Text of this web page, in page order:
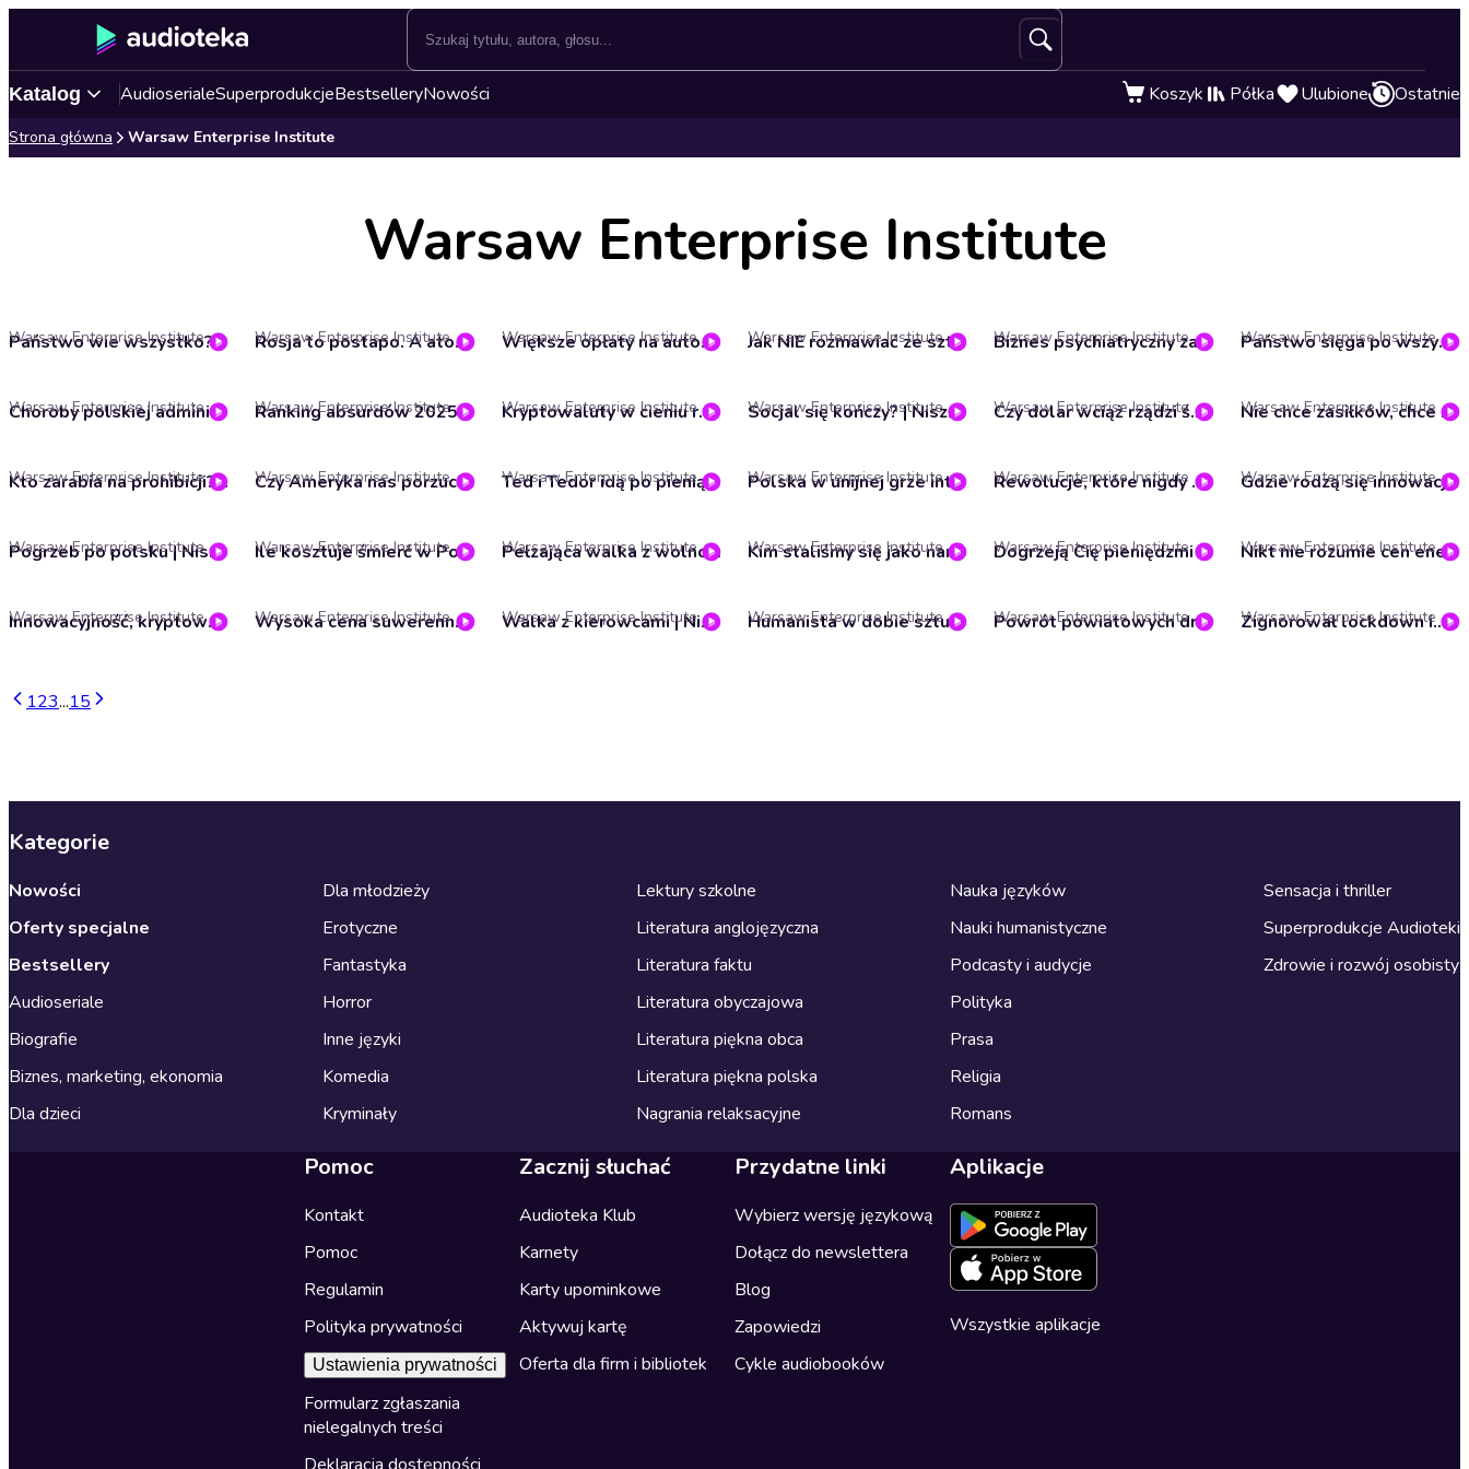
Katalog AudioserialeSuperprodukcjeBestselleryNowości Koszyk Półka Ulubione Ostatnie
Strona główna Warsaw Enterprise Institute
Warsaw Enterprise Institute
Państwo wie wszystko? KSeF, STIR i wojna jako „stan naturalny” świata | Głos Wolny
Warsaw Enterprise Institute Rosja to postapo. A atomówka? To zardzewiały pistolet – Michał Gołkowski
Warsaw Enterprise Institute Większe opłaty na autostradach | Niszczarka podatków #46
Warsaw Enterprise Institute Jak NIE rozmawiać ze sztuczną inteligencją? – Izabela Lipińska
Warsaw Enterprise Institute Biznes psychiatryczny za 8 miliardów? | Niszczarka podatków #45
Warsaw Enterprise Institute Państwo sięga po wszystko. Podatki, zakazy i iluzja wyboru | Głos Wolny
Warsaw Enterprise Institute
Choroby polskiej administracji | Małgorzata Ziółkowska
Warsaw Enterprise Institute Ranking absurdów 2025 roku | Niszczarka podatków #44
Warsaw Enterprise Institute Kryptowaluty w cieniu regulacji – czy Polska straciła szansę? | Jakub Bartoszek
Warsaw Enterprise Institute Socjal się kończy? | Niszczarka podatków #43
Warsaw Enterprise Institute Czy dolar wciąż rządzi światem? – Paul Blustein (ANG)
Warsaw Enterprise Institute Nie chce zasiłków, chce wolności – rozmowa z Tetianą Rak
Warsaw Enterprise Institute
Kto zarabia na prohibicji? | Niszczarka podatków #42
Warsaw Enterprise Institute Czy Ameryka nas porzuci? Ukraina, Chiny, Rosja i Polska w nowym ładzie | Głos Wolny
Warsaw Enterprise Institute Ted i Tedor idą po pieniądze | Niszczarka podatków #41
Warsaw Enterprise Institute Polska w unijnej grze interesów – Marcin Nowacki
Warsaw Enterprise Institute Rewolucje, które nigdy się nie kończą. Czy postęp zawsze ma swoje ofiary? | Debata WEI x Prześwity
Warsaw Enterprise Institute Gdzie rodzą się innowacje i dlaczego nie w Polsce?
Warsaw Enterprise Institute
Pogrzeb po polsku | Niszczarka podatków #40
Warsaw Enterprise Institute Ile kosztuje śmierć w Polsce oraz jak przygotować się na wojnę | Głos Wolny
Warsaw Enterprise Institute Pełzająca walka z wolnością – Katarzyna Szumlewicz
Warsaw Enterprise Institute Kim staliśmy się jako naród #WWR209
Warsaw Enterprise Institute Dogrzeją Cię pieniędzmi podatnika | Niszczarka podatków #39
Warsaw Enterprise Institute Nikt nie rozumie cen energii. To zaburzony system. ETS to pogarsza – Marek Lachowicz
Warsaw Enterprise Institute
Innowacyjność, kryptowaluty i fiskalny absurd | Głos Wolny
Warsaw Enterprise Institute Wysoka cena suwerenności #WWR208
Warsaw Enterprise Institute Walka z kierowcami | Niszczarka podatków #38
Warsaw Enterprise Institute Humanista w dobie sztucznej inteligencji – Jarema Piekutowski
Warsaw Enterprise Institute Powrót powiatowych dramatów | Niszczarka podatków #37
Warsaw Enterprise Institute Zignorował lockdown i... wygrał w sądzie – Marcin Koza
Warsaw Enterprise Institute
123...15
Kategorie
Nowości
Oferty specjalne
Bestsellery
Audioseriale
Biografie
Biznes, marketing, ekonomia
Dla dzieci
Dla młodzieży
Erotyczne
Fantastyka
Horror
Inne języki
Komedia
Kryminały
Lektury szkolne
Literatura anglojęzyczna
Literatura faktu
Literatura obyczajowa
Literatura piękna obca
Literatura piękna polska
Nagrania relaksacyjne
Nauka języków
Nauki humanistyczne
Podcasty i audycje
Polityka
Prasa
Religia
Romans
Sensacja i thriller
Superprodukcje Audioteki
Zdrowie i rozwój osobisty
Pomoc
Kontakt
Pomoc
Regulamin
Polityka prywatności
Ustawienia prywatności
Formularz zgłaszania
nielegalnych treści
Zacznij słuchać
Audioteka Klub
Karnety
Karty upominkowe
Aktywuj kartę
Oferta dla firm i bibliotek
Przydatne linki
Wybierz wersję językową
Dołącz do newslettera
Blog
Zapowiedzi
Cykle audiobooków
Aplikacje
Wszystkie aplikacje